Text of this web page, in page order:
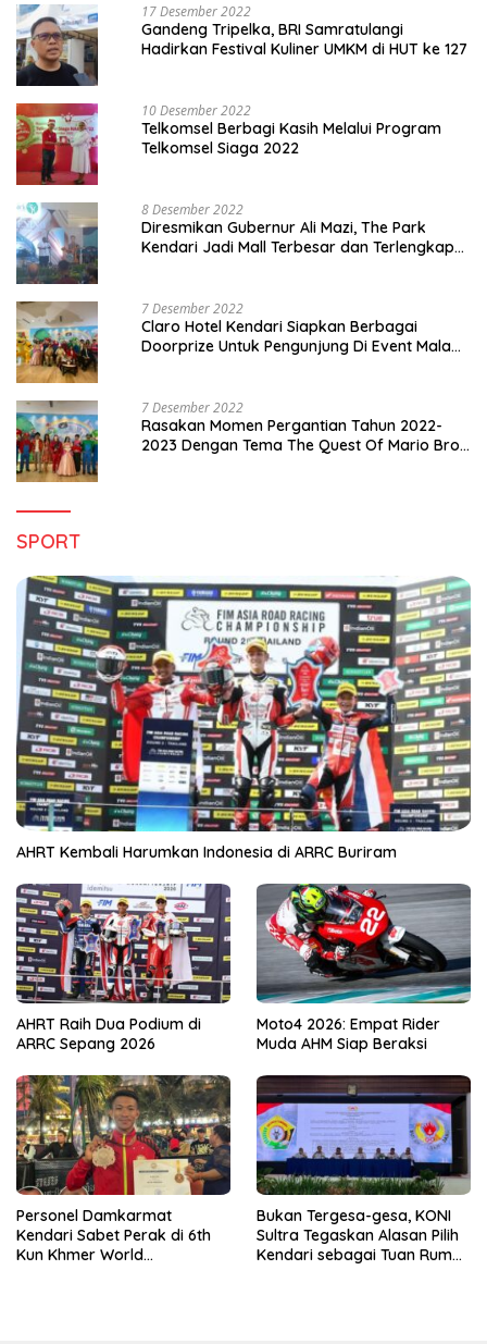
17 Desember 2022
Gandeng Tripelka, BRI Samratulangi
Hadirkan Festival Kuliner UMKM di HUT ke 127
10 Desember 2022
Telkomsel Berbagi Kasih Melalui Program
Telkomsel Siaga 2022
8 Desember 2022
Diresmikan Gubernur Ali Mazi, The Park
Kendari Jadi Mall Terbesar dan Terlengkap
7 Desember 2022
Claro Hotel Kendari Siapkan Berbagai
Doorprize Untuk Pengunjung Di Event Malam
7 Desember 2022
Rasakan Momen Pergantian Tahun 2022-
2023 Dengan Tema The Quest Of Mario Bros
SPORT
AHRT Kembali Harumkan Indonesia di ARRC Buriram
AHRT Raih Dua Podium di
ARRC Sepang 2026
Moto4 2026: Empat Rider
Muda AHM Siap Beraksi
Personel Damkarmat
Kendari Sabet Perak di 6th
Kun Khmer World
Bukan Tergesa-gesa, KONI
Sultra Tegaskan Alasan Pilih
Kendari sebagai Tuan Rumah